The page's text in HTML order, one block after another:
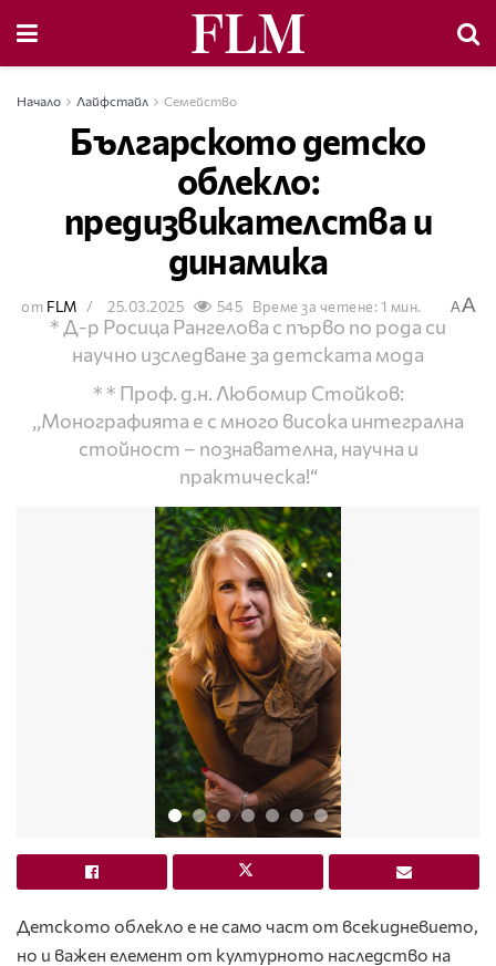
Начало Лайфстайл Семейство
Българското детско
облекло:
предизвикателства и
динамика
от FLM 25.03.2025 545 Време за четене: 1 мин. AA
* Д-р Росица Рангелова с първо по рода си
научно изследване за детската мода
* * Проф. д.н. Любомир Стойков:
,,Монографията е с много висока интегрална
стойност – познавателна, научна и
практическа!“
Детското облекло е не само част от всекидневието,
но и важен елемент от културното наследство на